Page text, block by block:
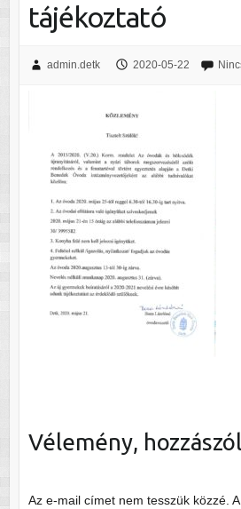
tájékoztató
admin.detk 2020-05-22
Vélemény,
Az e-mail címet nem tesszük közzé.